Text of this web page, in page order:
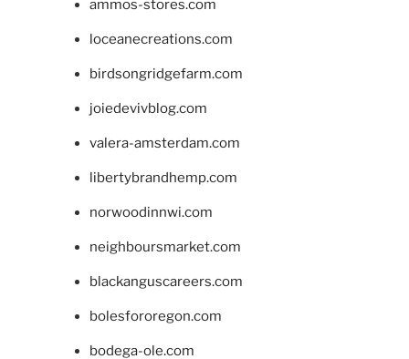
ammos-stores.com
loceanecreations.com
birdsongridgefarm.com
joiedevivblog.com
valera-amsterdam.com
libertybrandhemp.com
norwoodinnwi.com
neighboursmarket.com
blackanguscareers.com
bolesfororegon.com
bodega-ole.com